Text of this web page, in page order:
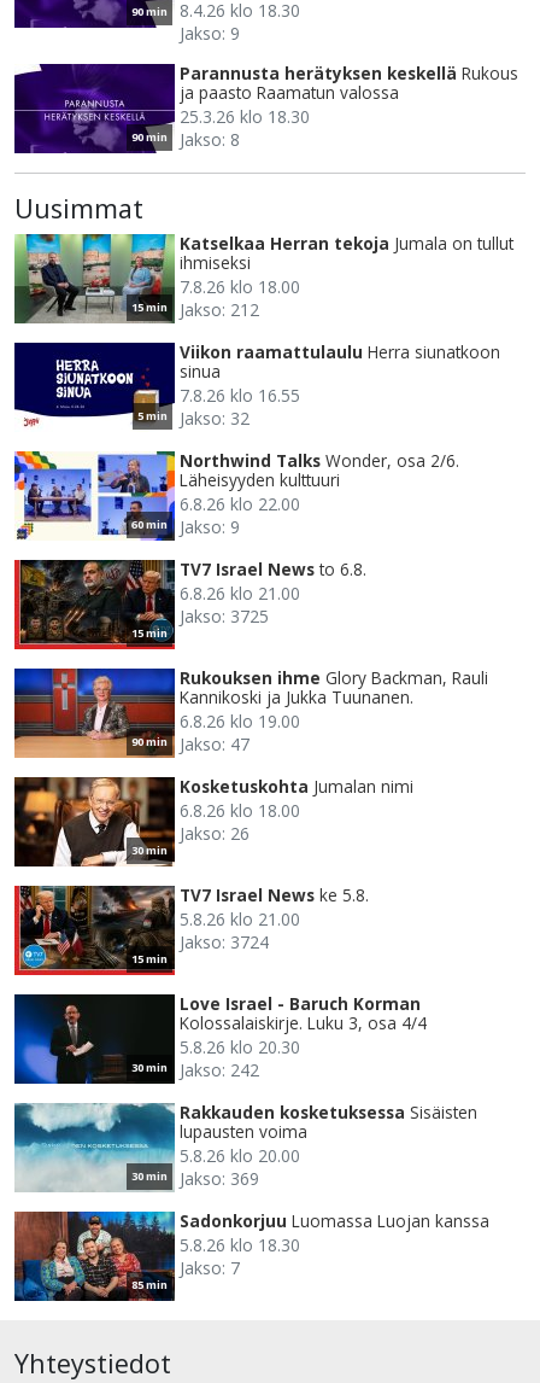
90 min
8.4.26 klo 18.30
Jakso: 9
90 min
Parannusta herätyksen keskellä Rukous
ja paasto Raamatun valossa
25.3.26 klo 18.30
Jakso: 8
Uusimmat
15 min
Katselkaa Herran tekoja Jumala on tullut
ihmiseksi
7.8.26 klo 18.00
Jakso: 212
5 min
Viikon raamattulaulu Herra siunatkoon
sinua
7.8.26 klo 16.55
Jakso: 32
60 min
Northwind Talks Wonder, osa 2/6.
Läheisyyden kulttuuri
6.8.26 klo 22.00
Jakso: 9
15 min
TV7 Israel News to 6.8.
6.8.26 klo 21.00
Jakso: 3725
90 min
Rukouksen ihme Glory Backman, Rauli
Kannikoski ja Jukka Tuunanen.
6.8.26 klo 19.00
Jakso: 47
30 min
Kosketuskohta Jumalan nimi
6.8.26 klo 18.00
Jakso: 26
15 min
TV7 Israel News ke 5.8.
5.8.26 klo 21.00
Jakso: 3724
30 min
Love Israel - Baruch Korman
Kolossalaiskirje. Luku 3, osa 4/4
5.8.26 klo 20.30
Jakso: 242
30 min
Rakkauden kosketuksessa Sisäisten
lupausten voima
5.8.26 klo 20.00
Jakso: 369
85 min
Sadonkorjuu Luomassa Luojan kanssa
5.8.26 klo 18.30
Jakso: 7
Yhteystiedot